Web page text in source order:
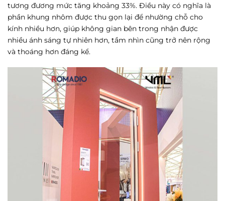
tương đương mức tăng khoảng 33%. Điều này có nghĩa là
phần khung nhôm được thu gọn lại để nhường chỗ cho
kính nhiều hơn, giúp không gian bên trong nhận được
nhiều ánh sáng tự nhiên hơn, tầm nhìn cũng trở nên rộng
và thoáng hơn đáng kể.